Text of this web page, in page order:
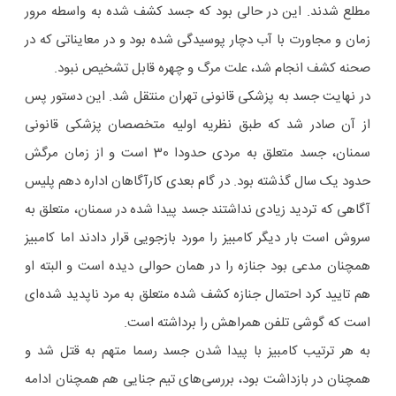
مطلع شدند. این در حالی بود که جسد کشف شده به واسطه مرور
زمان و مجاورت با آب دچار پوسیدگی شده بود و در معایناتی که در
صحنه کشف انجام شد، علت مرگ و چهره قابل تشخیص نبود.
در نهایت جسد به پزشکی قانونی تهران منتقل شد. این دستور پس
از آن صادر شد که طبق نظریه اولیه متخصصان پزشکی قانونی
سمنان، جسد متعلق به مردی حدودا 30 است و از زمان مرگش
حدود یک سال گذشته بود. در گام بعدی کارآگاهان اداره دهم پلیس
آگاهی که تردید زیادی نداشتند جسد پیدا شده در سمنان، متعلق به
سروش است بار دیگر کامبیز را مورد بازجویی قرار دادند اما کامبیز
همچنان مدعی بود جنازه را در همان حوالی دیده است و البته او
هم تایید کرد احتمال جنازه کشف شده متعلق به مرد ناپدید شده‌ای
است که گوشی تلفن همراهش را برداشته است.
به هر ترتیب کامبیز با پیدا شدن جسد رسما متهم به قتل شد و
همچنان در بازداشت بود، بررسی‌های تیم جنایی هم همچنان ادامه